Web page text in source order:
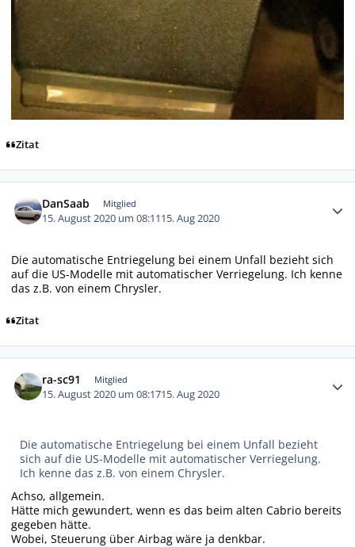
Zitat
DanSaab Mitglied
15. August 2020 um 08:1115. Aug 2020
Die automatische Entriegelung bei einem Unfall bezieht sich
auf die US-Modelle mit automatischer Verriegelung. Ich kenne
das z.B. von einem Chrysler.
Zitat
ra-sc91 Mitglied
15. August 2020 um 08:1715. Aug 2020
Die automatische Entriegelung bei einem Unfall bezieht
sich auf die US-Modelle mit automatischer Verriegelung.
Ich kenne das z.B. von einem Chrysler.
Achso, allgemein.
Hätte mich gewundert, wenn es das beim alten Cabrio bereits
gegeben hätte.
Wobei, Steuerung über Airbag wäre ja denkbar.